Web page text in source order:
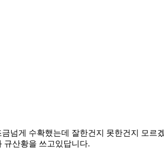
넘게 수확했는데 잘한건지 못한건지 모르
규산황을 쓰고있답니다.